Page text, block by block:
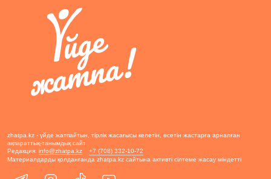
zhatpa.kz - үйде жатпайтын, тірлік жасағысы келетін, өсетін жастарға арналған
ақпараттық-танымдық сайт
Редакция: info@zhatpa.kz
+7 (708) 332-10-72
Материалдарды қолданғанда zhatpa.kz сайтына активті сілтеме жасау міндетті